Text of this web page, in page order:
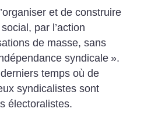
et de construire
par l’action
de masse, sans
syndicale ».
temps où de
syndicalistes sont
électoralistes.